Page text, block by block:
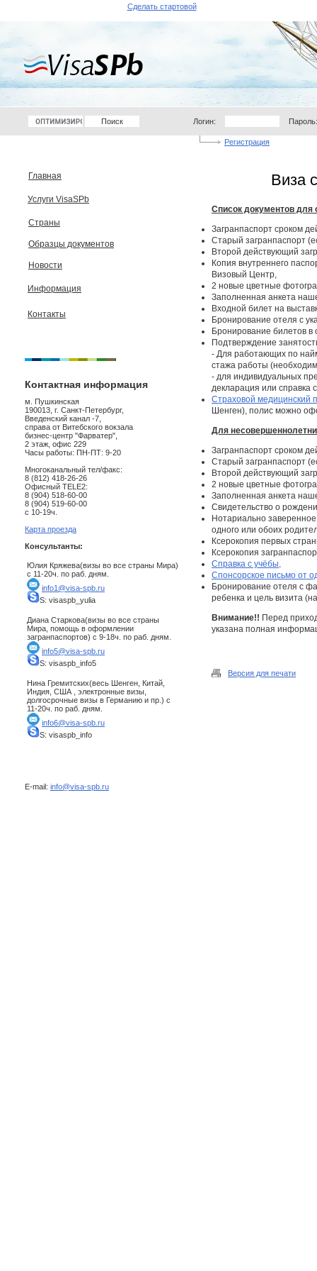
Сделать стартовой
Логин: Пароль:
Регистрация
Главная
Услуги VisaSPb
Страны
Образцы документов
Новости
Информация
Контакты
Контактная информация
м. Пушкинская
190013, г. Санкт-Петербург,
Введенский канал -7,
справа от Витебского вокзала
бизнес-центр "Фарватер",
2 этаж, офис 229
Часы работы: ПН-ПТ: 9-20
Многоканальный тел/факс:
8 (812) 418-26-26
Офисный TELE2:
8 (904) 518-60-00
8 (904) 519-60-00
с 10-19ч.
Карта проезда
Консультанты:
Юлия Кряжева(визы во все страны Мира)
с 11-20ч. по раб. дням.
info1@visa-spb.ru
S: visaspb_yulia
Диана Старкова(визы во все страны
Мира, помощь в оформлении
загранпаспортов) с 9-18ч. по раб. дням.
info5@visa-spb.ru
S: visaspb_info5
Нина Гремитских(весь Шенген, Китай,
Индия, США , электронные визы,
долгосрочные визы в Германию и пр.) с
11-20ч. по раб. дням.
info6@visa-spb.ru
S: visaspb_info
E-mail: info@visa-spb.ru
Виза
Список документов
Загранпаспорт сроком
Старый загранпаспорт
Второй действующий
Копия внутреннего
Визовый Центр,
2 новые цветные
Заполненная анкета
Входной билет на
Бронирование отеля с
Бронирование билетов в
Подтверждение
- Для работающих по
стажа работы
- для индивидуальных
декларация или справка
Страховой медицинский
Шенген), полис можно
Для
Загранпаспорт сроком
Старый загранпаспорт
Второй действующий
2 новые цветные
Заполненная анкета
Свидетельство о
Нотариально
одного или обоих
Ксерокопия первых
Ксерокопия
Справка с учёбы,
Спонсорское письмо от
Бронирование отеля с
ребенка и цель визита
Внимание!! Перед
указана полная
Версия для печати